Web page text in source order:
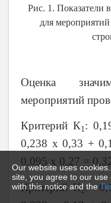
Our website uses
site, you agree to our
with this notice and the
Рис. 1. Показатели
для
Оценка
мероприятий
Критерий К1 :
0,238 х 0,33 +
0,095 х 0,27 =
Критерий К2 :